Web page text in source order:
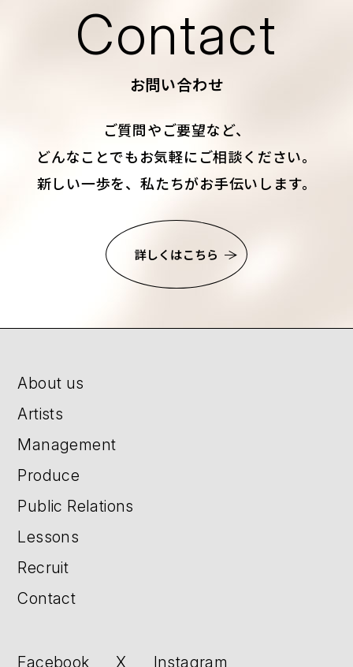
Contact
お問い合わせ
ご質問やご要望など、
どんなことでもお気軽にご相談ください。
新しい一歩を、私たちがお手伝いします。
詳しくはこちら
About us
Artists
Management
Produce
Public Relations
Lessons
Recruit
Contact
Facebook X Instagram